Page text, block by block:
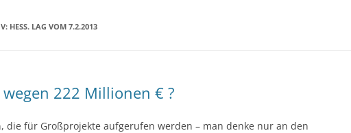
HESS. LAG VOM 7.2.2013
222 Millionen € ?
die für Großprojekte aufgerufen werden – man denke nur an den